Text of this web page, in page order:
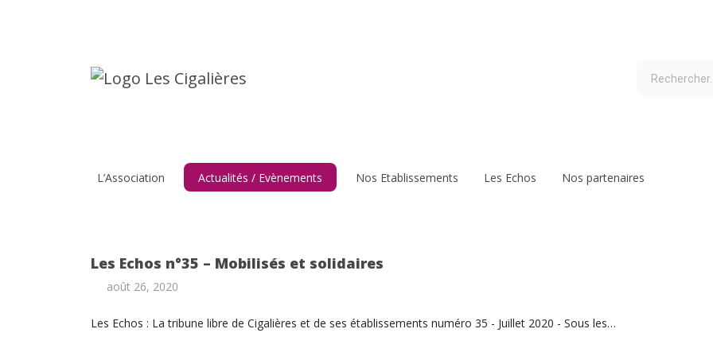
L’Association Actualités / Evènements Nos Etablissements Les Echos Nos partenaires
Les Echos n°35 – Mobilisés et solidaires
août 26, 2020
Les Echos : La tribune libre de Cigalières et de ses établissements numéro 35 - Juillet 2020 - Sous les…